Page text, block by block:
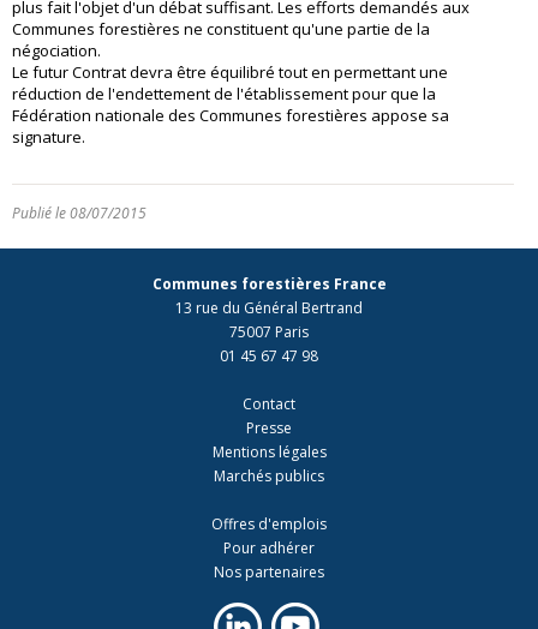
plus fait l'objet d'un débat suffisant. Les efforts demandés aux
Communes forestières ne constituent qu'une partie de la
négociation.
Le futur Contrat devra être équilibré tout en permettant une
réduction de l'endettement de l'établissement pour que la
Fédération nationale des Communes forestières appose sa
signature.
Publié le 08/07/2015
Communes forestières France
13 rue du Général Bertrand
75007 Paris
01 45 67 47 98
Contact
Presse
Mentions légales
Marchés publics
Offres d'emplois
Pour adhérer
Nos partenaires